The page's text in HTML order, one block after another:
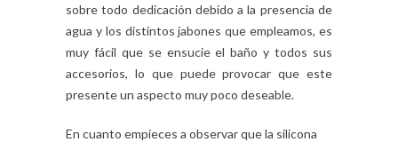
sobre todo dedicación debido a la presencia de
agua y los distintos jabones que empleamos, es
muy fácil que se ensucie el baño y todos sus
accesorios, lo que puede provocar que este
presente un aspecto muy poco deseable.
En cuanto empieces a observar que la silicona